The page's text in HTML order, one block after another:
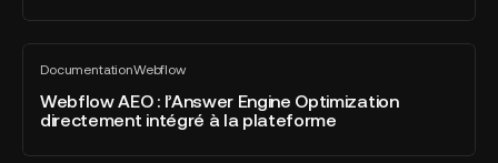
dans
catégorie
Developer
DocumentationWebflow
Tout
voir
Webflow AEO : l’Answer Engine Optimization
directement intégré à la plateforme
Webflow
AEO
l’Answer